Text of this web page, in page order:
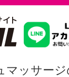
たいこ
マッサー